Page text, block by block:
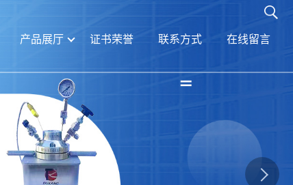
产品展厅 证书荣誉 联系方式 在线留言